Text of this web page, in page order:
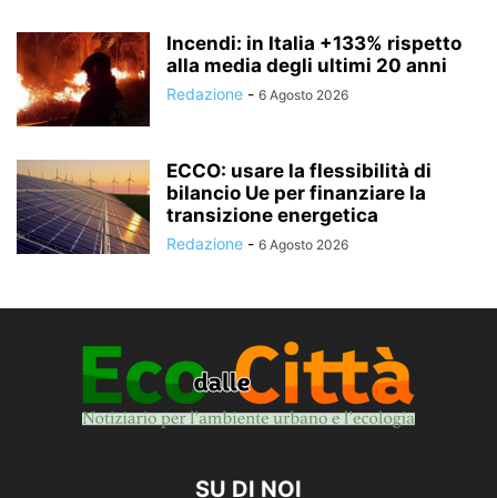
Incendi: in Italia +133% rispetto
alla media degli ultimi 20 anni
Redazione - 6 Agosto 2026
ECCO: usare la flessibilità di
bilancio Ue per finanziare la
transizione energetica
Redazione - 6 Agosto 2026
SU DI NOI